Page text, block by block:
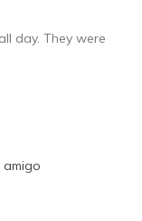
day. They were
amigo